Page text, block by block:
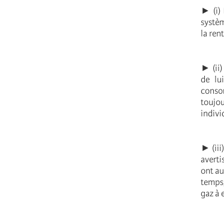
► (i)
la
► (ii)
de
► (iii)
ont
gaz à